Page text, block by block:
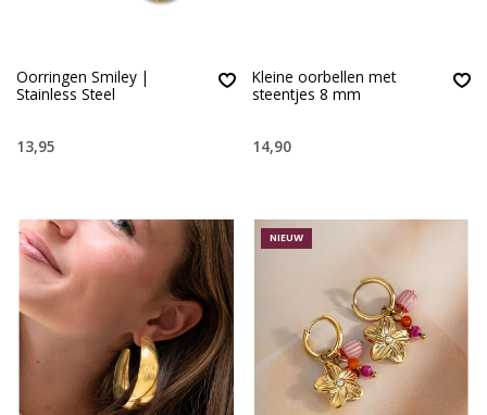
Oorringen Smiley |
Stainless Steel
13,95
Kleine oorbellen met
steentjes 8 mm
14,90
NIEUW